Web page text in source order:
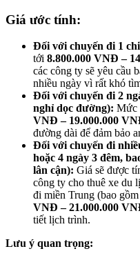
Giá ước tính:
Đối với chuyến đi 1
tới 8.800.000 VNĐ –
các công ty sẽ yêu cầu
nhiều ngày vì rất khó
Đối với chuyến đi 2
nghỉ dọc đường): Mức
VNĐ – 19.000.000
đường dài để đảm bảo
Đối với chuyến đi
hoặc 4 ngày 3 đêm,
lân cận): Giá sẽ được
công ty cho thuê xe du
đi miền Trung (bao
VNĐ – 21.000.000
tiết lịch trình.
Lưu ý quan trọng: